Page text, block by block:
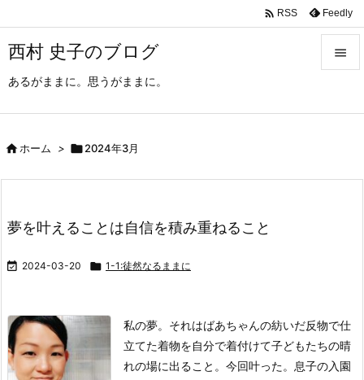
西村 史子のブログ
あるがままに。思うがままに。

 RSS Feedly
ホーム > 2024年3月
夢を叶えることは自信を積み重ねること
 2024-03-20  1-1:徒然なるままに
私の夢。 それはばあちゃんの紡いだ反物で仕
立てた着物を自分で着付けて子どもたちの晴
れの場に出ること。 今回叶った。 息子の入園